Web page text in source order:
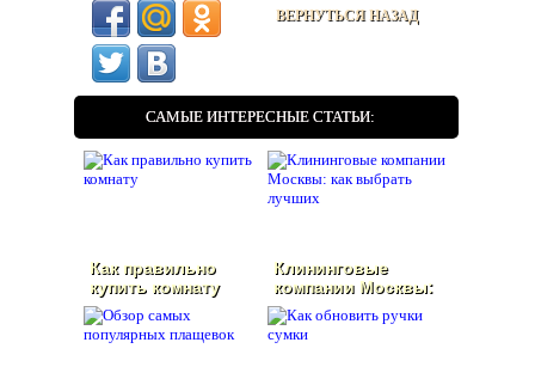
ВЕРНУТЬСЯ НАЗАД
САМЫЕ ИНТЕРЕСНЫЕ СТАТЬИ:
Как правильно
купить комнату
Клининговые
компании Москвы:
как выбрать
лучших